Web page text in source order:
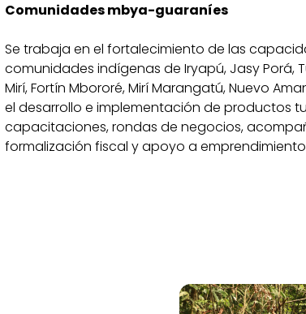
Comunidades mbya-guaraníes
Se trabaja en el fortalecimiento de las
comunidades indígenas de Iryapú, Jasy Porá,
Mirí, Fortín Mbororé, Mirí Marangatú, Nuevo
el desarrollo e implementación de productos
capacitaciones, rondas de negocios,
formalización fiscal y apoyo a